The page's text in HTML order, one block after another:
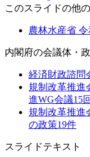
このスライドの他
農林水産省
内閣府の会議体・
経済財政諮問
規制改革推進
進WG会議15
規制改革推進
の政策19件
スライドテキスト